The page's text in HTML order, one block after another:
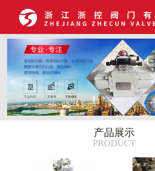
产品展示
PRODUCT